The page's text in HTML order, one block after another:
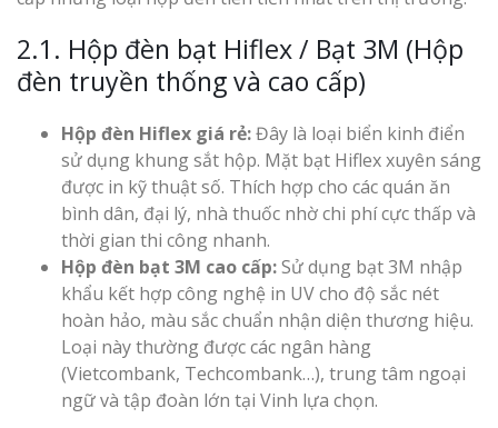
2.1. Hộp đèn bạt Hiflex / Bạt 3M (Hộp
đèn truyền thống và cao cấp)
Hộp đèn Hiflex giá rẻ:Đây là loại biển kinh điển
sử dụng khung sắt hộp. Mặt bạt Hiflex xuyên sáng
được in kỹ thuật số. Thích hợp cho các quán ăn
bình dân, đại lý, nhà thuốc nhờ chi phí cực thấp và
thời gian thi công nhanh.
Hộp đèn bạt 3M cao cấp:Sử dụng bạt 3M nhập
khẩu kết hợp công nghệ in UV cho độ sắc nét
hoàn hảo, màu sắc chuẩn nhận diện thương hiệu.
Loại này thường được các ngân hàng
(Vietcombank, Techcombank…), trung tâm ngoại
ngữ và tập đoàn lớn tại Vinh lựa chọn.